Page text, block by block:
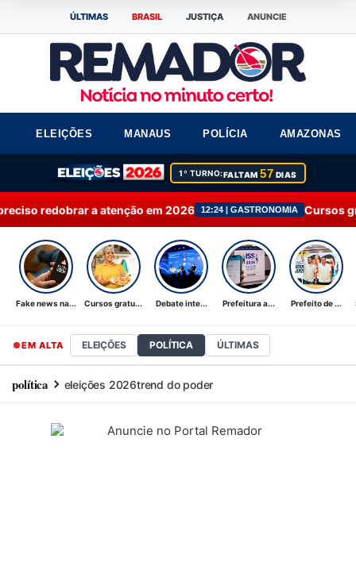
ÚLTIMAS BRASIL JUSTIÇA ANUNCIE
ELEIÇÕES MANAUS POLÍCIA AMAZONAS
1º TURNO:FALTAM57 DIAS
em 2026 12:24 | GASTRONOMIA Cursos gratuitos e com
Fake news na... Cursos gratu... Debate inte... Prefeitura a... Prefeito de ...
EM ALTA ELEIÇÕES POLÍTICA ÚLTIMAS
política eleições 2026trend do poder